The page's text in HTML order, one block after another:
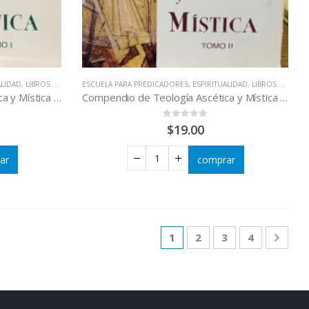
, LIBROS QUE CAMBIAN VIDAS ,TEOLOGÍA
Compendio de Teología Ascética y Mística Tomo I
ESCUELA PARA PREDICADORES, ESPIRITUALIDAD, LIBROS QUE CAMBIAN VIDAS
Compendio de Teología Ascética y Mística Tomo II
out of 5
$19.00
comprar
1 2 3 4